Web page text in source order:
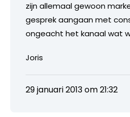
zijn allemaal gewoon
gesprek aangaan met
ongeacht het kanaal wat
Joris
29 januari 2013 om 21:32